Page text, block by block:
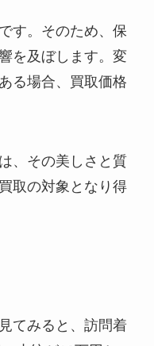
す。そのため、保
を及ぼします。変
る場合、買取価格
、その美しさと質
取の対象となり得
てみると、訪問着